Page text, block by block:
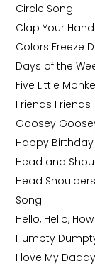
Circle Song
Clap Your
Colors Freeze
Days of the
Five Little
Friends Friends
Goosey
Happy
Head and
Head
Song
Hello, Hello,
Humpty
I love My Daddy